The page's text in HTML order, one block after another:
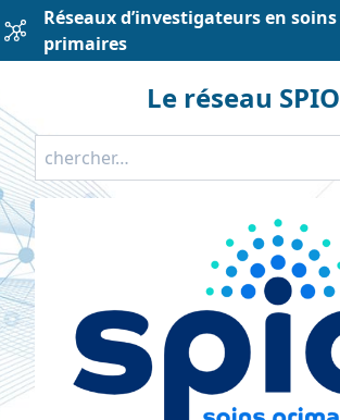
Réseaux d’investigateurs en soins
primaires
Le réseau SPIO